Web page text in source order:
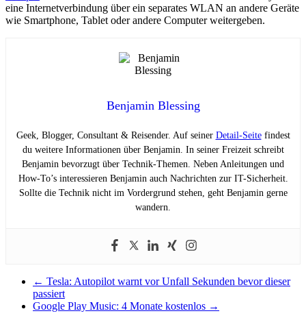
eine Internetverbindung über ein separates WLAN an andere Geräte
wie Smartphone, Tablet oder andere Computer weitergeben.
Benjamin Blessing
Geek, Blogger, Consultant & Reisender. Auf seiner Detail-Seitefindest
du weitere Informationen über Benjamin. In seiner Freizeit schreibt
Benjamin bevorzugt über Technik-Themen. Neben Anleitungen und
How-To’s interessieren Benjamin auch Nachrichten zur IT-Sicherheit.
Sollte die Technik nicht im Vordergrund stehen, geht Benjamin gerne
wandern.
← Tesla: Autopilot warnt vor Unfall Sekunden bevor dieser
passiert
Google Play Music: 4 Monate kostenlos →